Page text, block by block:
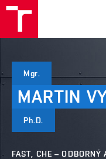
Mgr.
MARTIN
Ph.D.
FAST, CHE – ODBORNÝ